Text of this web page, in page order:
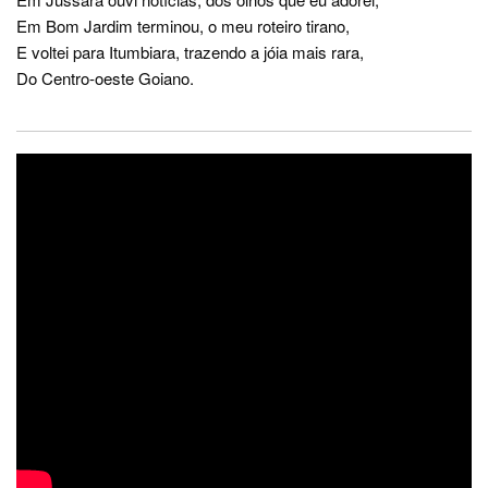
Em Bom Jardim terminou, o meu roteiro tirano,
E voltei para Itumbiara, trazendo a jóia mais rara,
Do Centro-oeste Goiano.